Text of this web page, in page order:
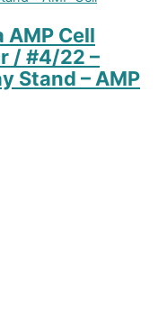
AMP Cell
/ #4/22 –
Stand – AMP